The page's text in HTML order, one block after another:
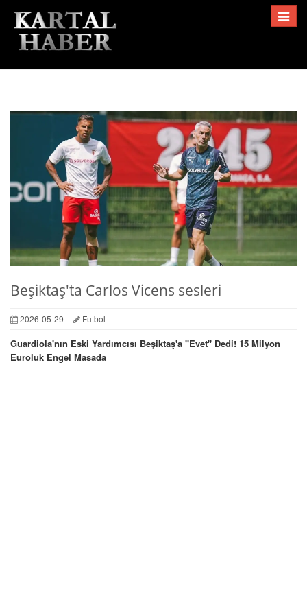
Toggle
Beşiktaş'ta Carlos Vicens sesleri
2026-05-29 Futbol
Guardiola'nın Eski Yardımcısı Beşiktaş'a ''Evet'' Dedi! 15 Milyon
Euroluk Engel Masada